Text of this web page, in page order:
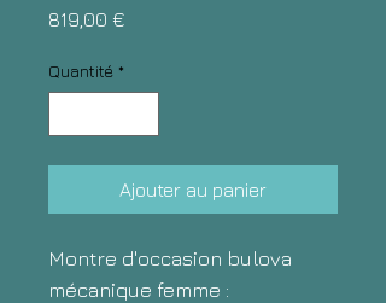
819,00 €
Quantité *
Ajouter au panier
Montre d'occasion bulova
mécanique femme :